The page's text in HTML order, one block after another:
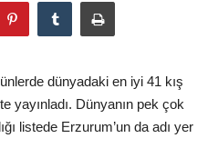
dünyadaki en iyi 41 kış
yayınladı. Dünyanın pek çok
listede Erzurum’un da adı yer